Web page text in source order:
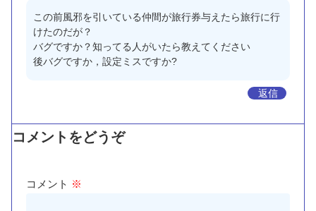
この前風邪を引いている仲間が旅行券与えたら旅行に行
けたのだが？
バグですか？知ってる人がいたら教えてください
後バグですか，設定ミスですか?
返信
コメントをどうぞ
コメント ※